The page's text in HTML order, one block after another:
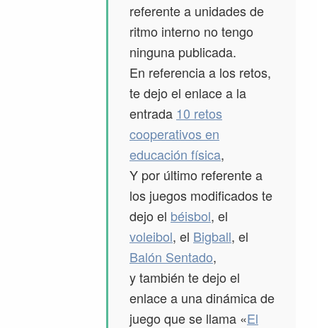
referente a unidades de
ritmo interno no tengo
ninguna publicada.
En referencia a los retos,
te dejo el enlace a la
entrada 10 retos
cooperativos en
educación física,
Y por último referente a
los juegos modificados te
dejo el béisbol, el
voleibol, el Bigball, el
Balón Sentado,
y también te dejo el
enlace a una dinámica de
juego que se llama «El